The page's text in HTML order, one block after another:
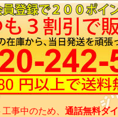
事中のため、 通話無料ダ